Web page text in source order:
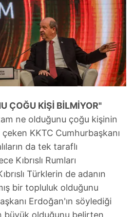
ÇOĞU KİŞİ BİLMİYOR"
ne olduğunu çoğu kişinin
KKTC Cumhurbaşkanı
da tek taraflı
Kıbrıslı Rumları
Türklerin de adanın
bir topluluk olduğunu
Erdoğan'ın söylediği
büyük olduğunu belirten